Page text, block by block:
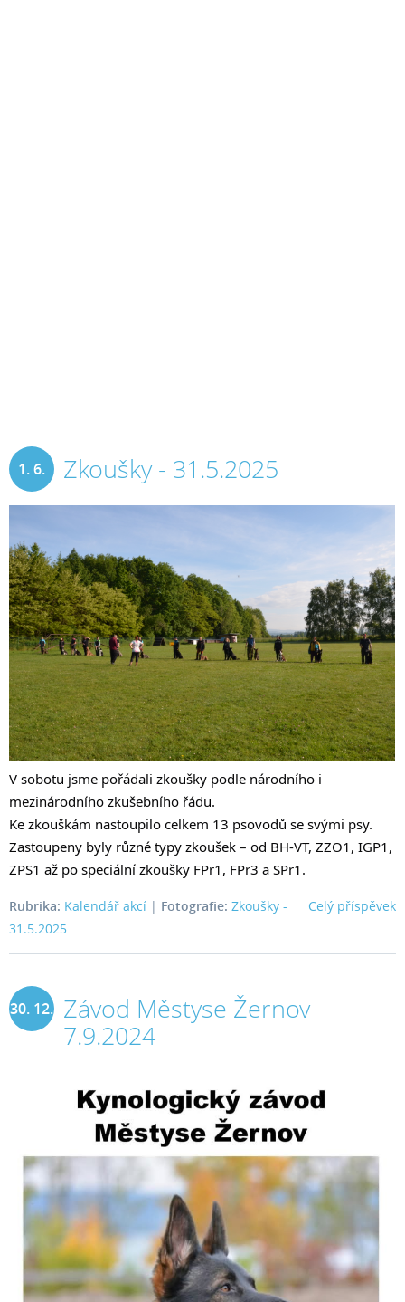
1. 6. Zkoušky - 31.5.2025
V sobotu jsme pořádali zkoušky podle národního i
mezinárodního zkušebního řádu.
Ke zkouškám nastoupilo celkem 13 psovodů se svými psy.
Zastoupeny byly různé typy zkoušek – od BH-VT, ZZO1, IGP1,
ZPS1 až po speciální zkoušky FPr1, FPr3 a SPr1.
Celý příspěvek
Rubrika: Kalendář akcí | Fotografie: Zkoušky -
31.5.2025
30. 12. Závod Městyse Žernov
7.9.2024